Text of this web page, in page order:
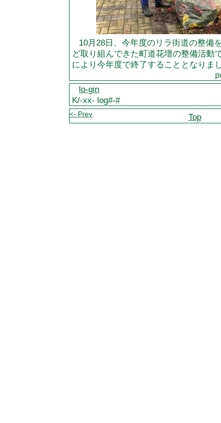
10月28日、今年度のリラ街道の整備
ど取り組んできた町道花壇の整備活動
により今年度で終了することとなりま
lo-gin
K/-xx- log#-#
<- Prev Top